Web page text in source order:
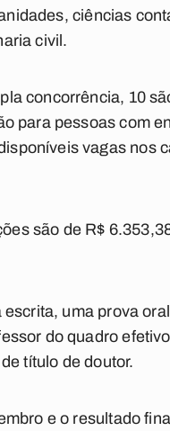
ciências
civil.
concorrência, 10
para pessoas com
vagas nos
são de R$
uma prova
do quadro
título de doutor.
e o resultado